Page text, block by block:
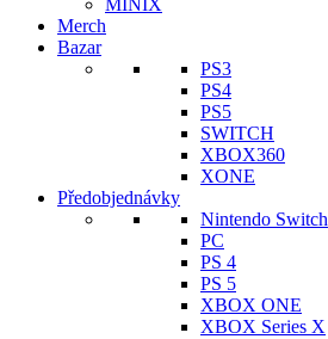
MINIX
Merch
Bazar
PS3
PS4
PS5
SWITCH
XBOX360
XONE
Předobjednávky
Nintendo Switch
PC
PS 4
PS 5
XBOX ONE
XBOX Series X